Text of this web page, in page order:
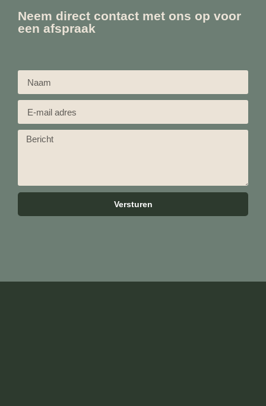
Neem direct contact met ons op voor
een afspraak
Versturen